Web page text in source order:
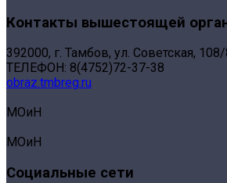
Контакты вышестоящей
392000, г. Тамбов, ул. Советская, 108/
ТЕЛЕФОН: 8(4752)72-37-38
obraz.tmbreg.ru
МОиН
МОиН
Социальные сети